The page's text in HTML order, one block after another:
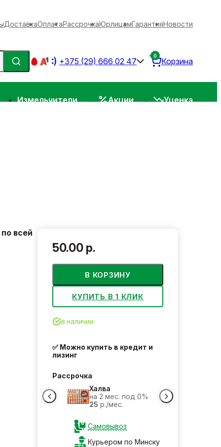
ДоставкаОплатаРассрочкаЮрлицамГарантияНовости
+375 (29) 666 02 47 Корзина
0
Измельчители Акции Уценка
всей
50.00 р.
В КОРЗИНУ
КУПИТЬ В 1 КЛИК
в наличии
✅ Можно купить в кредит и
лизинг
Рассрочка
Халва
на 2 мес. под 0%
25 р./мес.
Самовывоз
Курьером по Минску